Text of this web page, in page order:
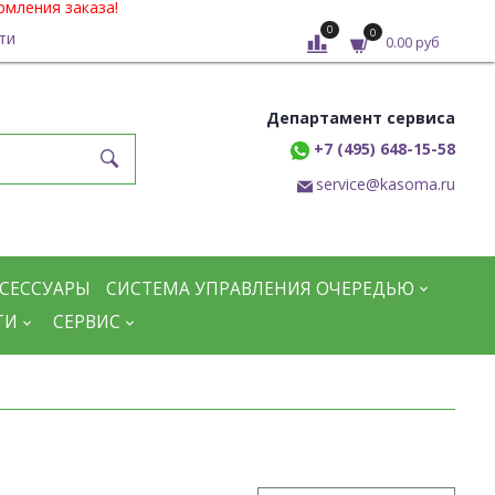
заказа!
0 0
0.00 руб
Департамент сервиса
+7 (495) 648-15-58
service@kasoma.ru
СИСТЕМА УПРАВЛЕНИЯ ОЧЕРЕДЬЮ
СЕРВИС